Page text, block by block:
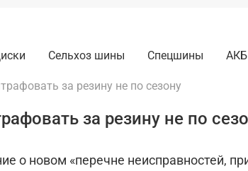
Сельхоз шины Спецшины АКБ
за резину не по сезону
за резину не по
о новом «перечне неисправностей,